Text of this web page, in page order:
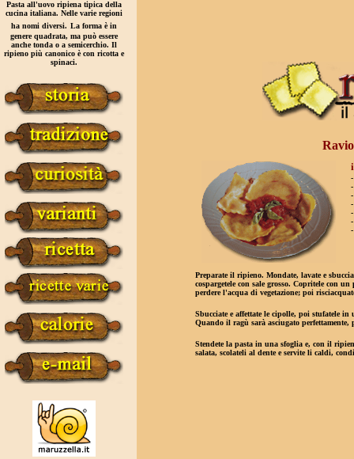
Pasta all'uovo ripiena tipica della
cucina italiana. Nelle varie regioni
ha nomi diversi. La forma è in
genere quadrata, ma può essere
anche tonda o a semicerchio. Il
ripieno più canonico è con ricotta e
spinaci.
Preparate il ripieno. Mondate, lavate e
cospargetele con sale grosso. Copritele con
perdere l'acqua di vegetazione; poi
Sbucciate e affettate le cipolle, poi stufatele
Quando il ragù sarà asciugato perfettamente,
Stendete la pasta in una sfoglia e, con il
salata, scolateli al dente e servite li caldi,